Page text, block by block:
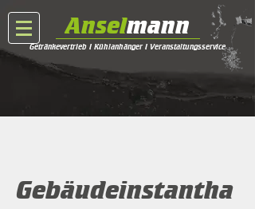
Anselmann
Getränkevertrieb I Kühlanhänger I Veranstaltungsservice
Gebäudeinstantha